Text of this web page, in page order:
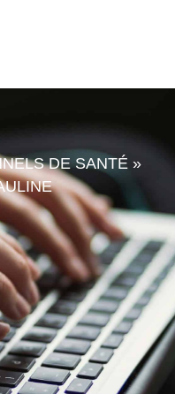
DE SANTÉ »